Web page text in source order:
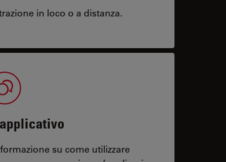
in loco o a distanza.
su come utilizzare